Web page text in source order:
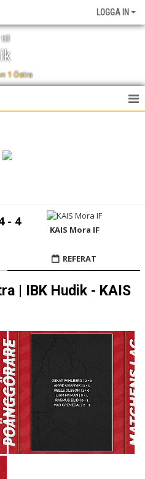
LOGGA IN
1 Östra
- 4
KAIS Mora IF
REFERAT
| IBK Hudik - KAIS